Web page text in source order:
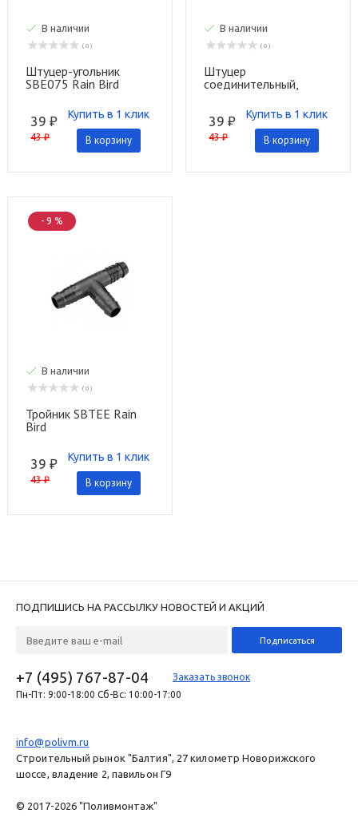
В наличии
( 0 )
Штуцер-угольник
SBE075 Rain Bird
39 ₽
43 ₽
Купить в 1 клик
В корзину
В наличии
( 0 )
Штуцер
соединительный,
39 ₽
43 ₽
Купить в 1 клик
В корзину
- 9 %
В наличии
( 0 )
Тройник SBTEE Rain
Bird
39 ₽
43 ₽
Купить в 1 клик
В корзину
ПОДПИШИСЬ НА РАССЫЛКУ НОВОСТЕЙ И АКЦИЙ
+7 (495) 767-87-04
Заказать звонок
Пн-Пт: 9:00-18:00 Сб-Вс: 10:00-17:00
info@polivm.ru
Строительный рынок "Балтия", 27 километр Новорижского
шоссе, владение 2, павильон Г9
© 2017-2026 "Поливмонтаж"